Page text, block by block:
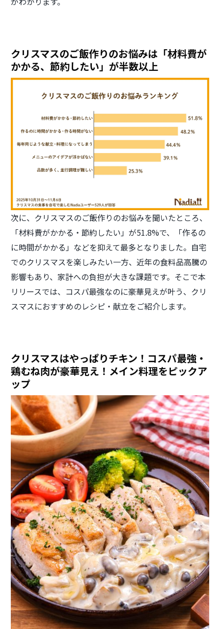
クリスマスのご飯作りのお悩みは「材料費が
かかる、節約したい」が半数以上
次に、クリスマスのご飯作りのお悩みを聞いたところ、
「材料費がかかる・節約したい」が51.8%で、「作るの
に時間がかかる」などを抑えて最多となりました。自宅
でのクリスマスを楽しみたい一方、近年の食料品高騰の
影響もあり、家計への負担が大きな課題です。そこで本
リリースでは、コスパ最強なのに豪華見えが叶う、クリ
スマスにおすすめのレシピ・献立をご紹介します。
クリスマスはやっぱりチキン！コスパ最強・
鶏むね肉が豪華見え！メイン料理をピックア
ップ